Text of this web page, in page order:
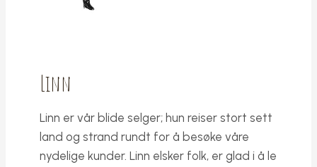
Linn
Linn er vår blide selger; hun reiser stort sett
land og strand rundt for å besøke våre
nydelige kunder. Linn elsker folk, er glad i å le